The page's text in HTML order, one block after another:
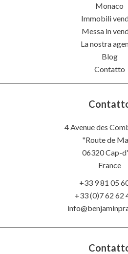
Monaco
Immobili
Messa in
La nostra
Blog
Contatto
4 Avenue des
"Route de
06320Cap-
France
+33 9 81 05
+33 (0)7 62 62